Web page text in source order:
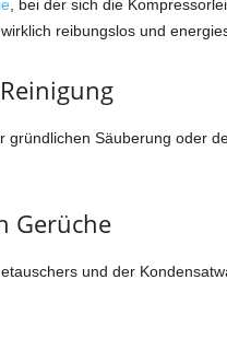
, bei der sich die
reibungslos und
Säuberung oder
Gerüche
und der